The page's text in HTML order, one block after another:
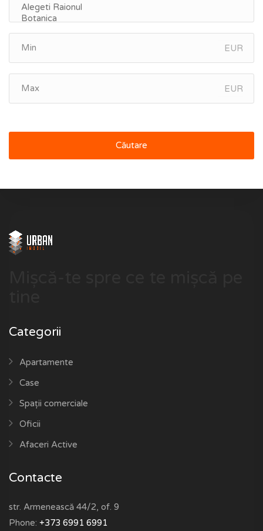
EUR
EUR
Căutare
Categorii
Apartamente
Case
Spații comerciale
Oficii
Afaceri Active
Contacte
str. Armenească 44/2, of. 9
Phone: +373 6991 6991